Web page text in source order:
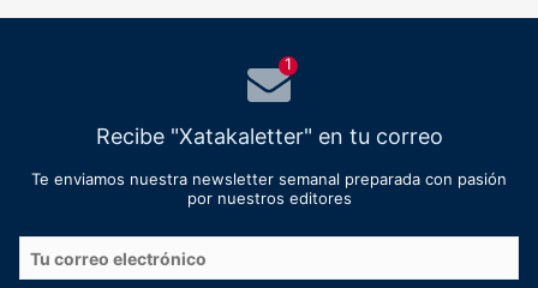
1
Recibe "Xatakaletter" en tu correo
Te enviamos nuestra newsletter semanal preparada con pasión
por nuestros editores